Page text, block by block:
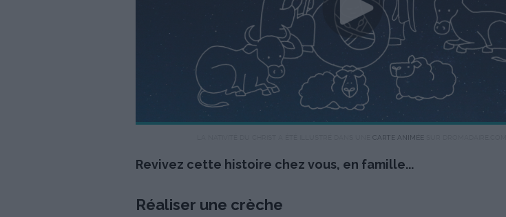
CARTE ANIMÉE
Revivez cette histoire chez vous, en famille...
Réaliser une crèche